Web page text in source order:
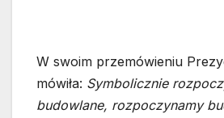
W swoim przemówieniu
mówiła: Symbolicznie
budowlane, rozpoczynamy